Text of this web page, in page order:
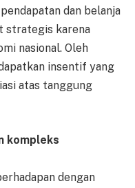
dan belanja
strategis karena
nasional. Oleh
insentif yang
atas tanggung
kompleks
dengan